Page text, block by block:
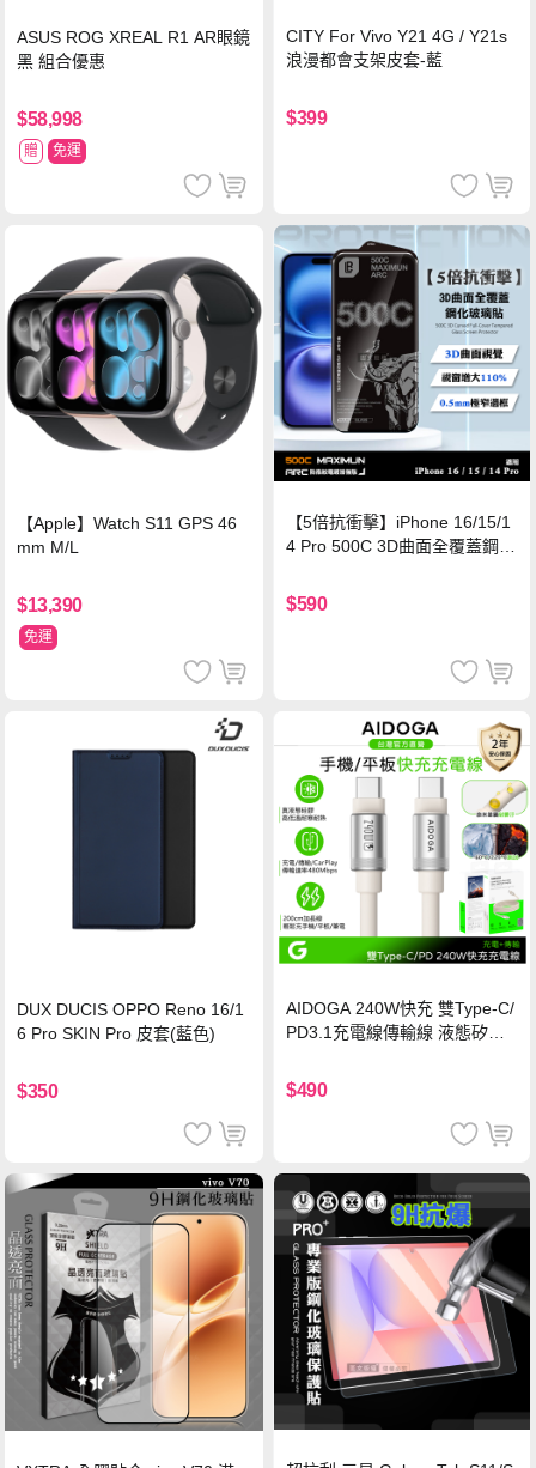
ASUS ROG XREAL R1 AR眼鏡
黑 組合優惠
$58,998
贈 免運
CITY For Vivo Y21 4G / Y21s
浪漫都會支架皮套-藍
$399
【Apple】Watch S11 GPS 46
mm M/L
$13,390
免運
【5倍抗衝擊】iPhone 16/15/1
4 Pro 500C 3D曲面全覆蓋鋼化
保護貼
$590
DUX DUCIS OPPO Reno 16/1
6 Pro SKIN Pro 皮套(藍色)
$350
AIDOGA 240W快充 雙Type-C/
PD3.1充電線傳輸線 液態矽膠
機/平板/筆電
$490